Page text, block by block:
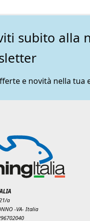
subito alla
e novità nella tua
a
-VA- Italia